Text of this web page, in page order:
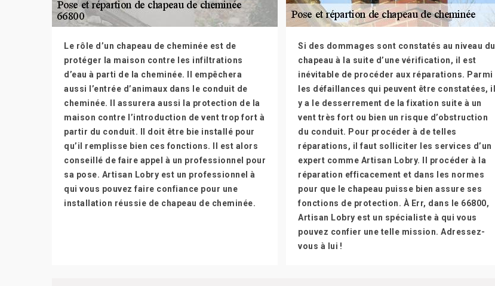
Le rôle d’un chapeau de cheminée est de
protéger la maison contre les infiltrations
d’eau à parti de la cheminée. Il empêchera
aussi l’entrée d’animaux dans le conduit de
cheminée. Il assurera aussi la protection de la
maison contre l’introduction de vent trop fort à
partir du conduit. Il doit être bie installé pour
qu’il remplisse bien ces fonctions. Il est alors
conseillé de faire appel à un professionnel pour
sa pose. Artisan Lobry est un professionnel à
qui vous pouvez faire confiance pour une
installation réussie de chapeau de cheminée.
Si des dommages sont constatés au niveau du
chapeau à la suite d’une vérification, il est
inévitable de procéder aux réparations. Parmi
les défaillances qui peuvent être constatées, il
y a le desserrement de la fixation suite à un
vent très fort ou bien un risque d’obstruction
du conduit. Pour procéder à de telles
réparations, il faut solliciter les services d’un
expert comme Artisan Lobry. Il procéder à la
réparation efficacement et dans les normes
pour que le chapeau puisse bien assure ses
fonctions de protection. À Err, dans le 66800,
Artisan Lobry est un spécialiste à qui vous
pouvez confier une telle mission. Adressez-
vous à lui !